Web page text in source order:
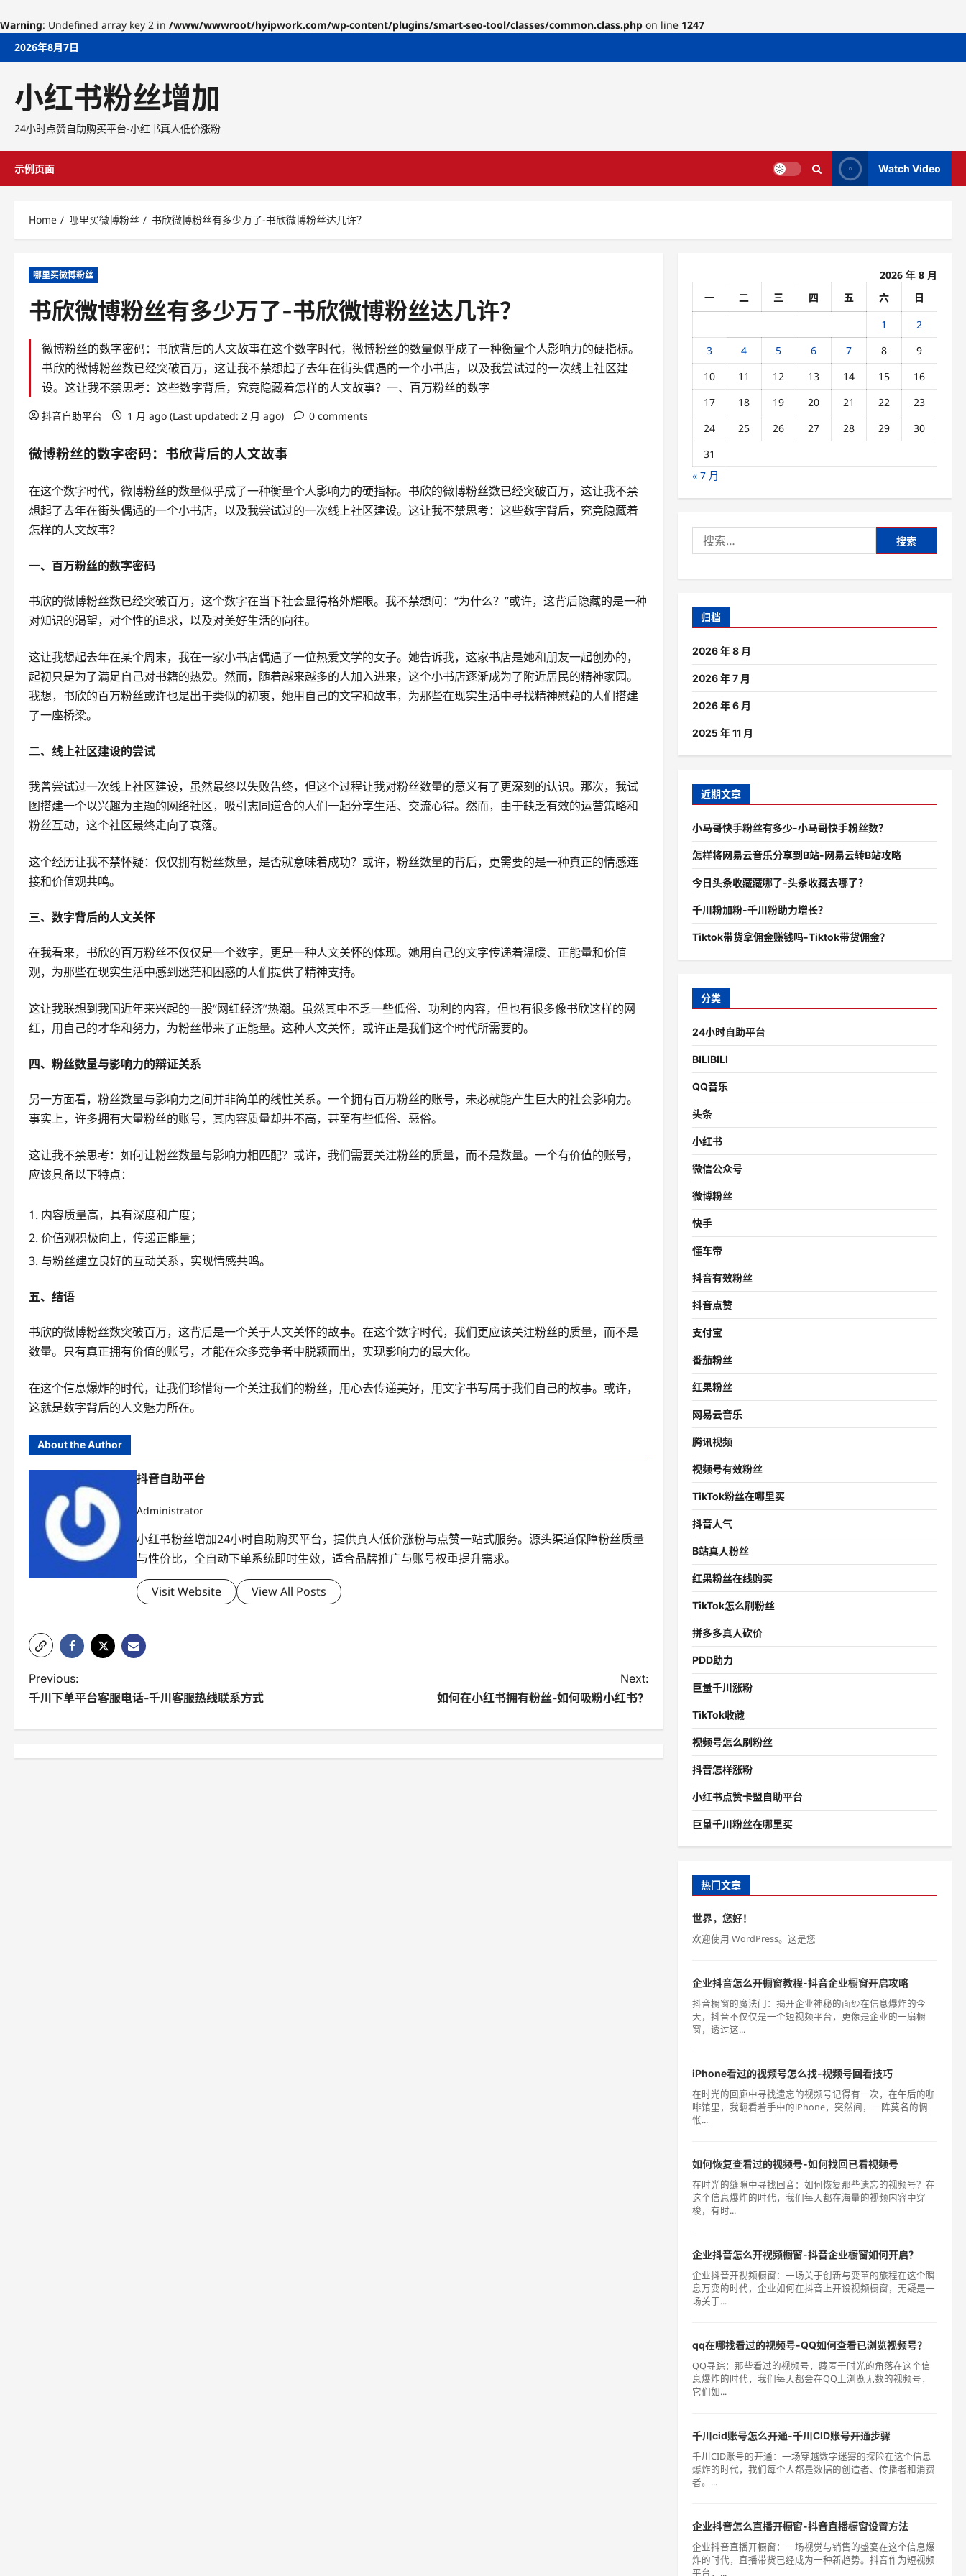
Warning: Undefined array key 2 in /www/wwwroot/hyipwork.com/wp-content/plugins/smart-seo-tool/classes/common.class.php on line 1247
Skip2026年8月7日
小红书粉丝增加
24小时点赞自助购买平台-小红书真人低价涨粉
示例页面 Watch Video
Home 哪里买微博粉丝 书欣微博粉丝有多少万了-书欣微博粉丝达几许？
哪里买微博粉丝
书欣微博粉丝有多少万了-书欣微博粉丝达几许？
微博粉丝的数字密码：书欣背后的人文故事在这个数字时代，微博粉丝的数量似乎成了一种衡量个人影响力的硬指标。
书欣的微博粉丝数已经突破百万，这让我不禁想起了去年在街头偶遇的一个小书店，以及我尝试过的一次线上社区建
设。这让我不禁思考：这些数字背后，究竟隐藏着怎样的人文故事？一、百万粉丝的数字
抖音自助平台 1 月 ago (Last updated: 2 月 ago) 0 comments
微博粉丝的数字密码：书欣背后的人文故事
在这个数字时代，微博粉丝的数量似乎成了一种衡量个人影响力的硬指标。书欣的微博粉丝数已经突破百万，这让我不禁
想起了去年在街头偶遇的一个小书店，以及我尝试过的一次线上社区建设。这让我不禁思考：这些数字背后，究竟隐藏着
怎样的人文故事？
一、百万粉丝的数字密码
书欣的微博粉丝数已经突破百万，这个数字在当下社会显得格外耀眼。我不禁想问：“为什么？”或许，这背后隐藏的是一种
对知识的渴望，对个性的追求，以及对美好生活的向往。
这让我想起去年在某个周末，我在一家小书店偶遇了一位热爱文学的女子。她告诉我，这家书店是她和朋友一起创办的，
起初只是为了满足自己对书籍的热爱。然而，随着越来越多的人加入进来，这个小书店逐渐成为了附近居民的精神家园。
我想，书欣的百万粉丝或许也是出于类似的初衷，她用自己的文字和故事，为那些在现实生活中寻找精神慰藉的人们搭建
了一座桥梁。
二、线上社区建设的尝试
我曾尝试过一次线上社区建设，虽然最终以失败告终，但这个过程让我对粉丝数量的意义有了更深刻的认识。那次，我试
图搭建一个以兴趣为主题的网络社区，吸引志同道合的人们一起分享生活、交流心得。然而，由于缺乏有效的运营策略和
粉丝互动，这个社区最终走向了衰落。
这个经历让我不禁怀疑：仅仅拥有粉丝数量，是否就意味着成功？或许，粉丝数量的背后，更需要的是一种真正的情感连
接和价值观共鸣。
三、数字背后的人文关怀
在我看来，书欣的百万粉丝不仅仅是一个数字，更是一种人文关怀的体现。她用自己的文字传递着温暖、正能量和价值
观，为那些在现实生活中感到迷茫和困惑的人们提供了精神支持。
这让我联想到我国近年来兴起的一股“网红经济”热潮。虽然其中不乏一些低俗、功利的内容，但也有很多像书欣这样的网
红，用自己的才华和努力，为粉丝带来了正能量。这种人文关怀，或许正是我们这个时代所需要的。
四、粉丝数量与影响力的辩证关系
另一方面看，粉丝数量与影响力之间并非简单的线性关系。一个拥有百万粉丝的账号，未必就能产生巨大的社会影响力。
事实上，许多拥有大量粉丝的账号，其内容质量却并不高，甚至有些低俗、恶俗。
这让我不禁思考：如何让粉丝数量与影响力相匹配？或许，我们需要关注粉丝的质量，而不是数量。一个有价值的账号，
应该具备以下特点：
内容质量高，具有深度和广度；
价值观积极向上，传递正能量；
与粉丝建立良好的互动关系，实现情感共鸣。
五、结语
书欣的微博粉丝数突破百万，这背后是一个关于人文关怀的故事。在这个数字时代，我们更应该关注粉丝的质量，而不是
数量。只有真正拥有价值的账号，才能在众多竞争者中脱颖而出，实现影响力的最大化。
在这个信息爆炸的时代，让我们珍惜每一个关注我们的粉丝，用心去传递美好，用文字书写属于我们自己的故事。或许，
这就是数字背后的人文魅力所在。
About the Author
抖音自助平台
Administrator
小红书粉丝增加24小时自助购买平台，提供真人低价涨粉与点赞一站式服务。源头渠道保障粉丝质量
与性价比，全自动下单系统即时生效，适合品牌推广与账号权重提升需求。
Visit Website View All Posts
P
o
s
t
Previous:
千川下单平台客服电话-千川客服热线联系方式
Next:
如何在小红书拥有粉丝-如何吸粉小红书？
2026 年 8 月
一
二 三 四 五 六
日
1
2
3
4 5 6 7 8
9
10
11 12 13 14 15
16
17
18 19 20 21 22
23
24
25 26 27 28 29
30
31
« 7 月
索：
归档
2026 年 8 月
2026 年 7 月
2026 年 6 月
2025 年 11 月
近期文章
小马哥快手粉丝有多少-小马哥快手粉丝数？
怎样将网易云音乐分享到B站-网易云转B站攻略
今日头条收藏藏哪了-头条收藏去哪了？
千川粉加粉-千川粉助力增长？
Tiktok带货拿佣金赚钱吗-Tiktok带货佣金？
分类
24小时自助平台
BILIBILI
QQ音乐
头条
小红书
微信公众号
微博粉丝
快手
懂车帝
抖音有效粉丝
抖音点赞
支付宝
番茄粉丝
红果粉丝
网易云音乐
腾讯视频
视频号有效粉丝
TikTok粉丝在哪里买
抖音人气
B站真人粉丝
红果粉丝在线购买
TikTok怎么刷粉丝
拼多多真人砍价
PDD助力
巨量千川涨粉
TikTok收藏
视频号怎么刷粉丝
抖音怎样涨粉
小红书点赞卡盟自助平台
巨量千川粉丝在哪里买
热门文章
世界，您好！
欢迎使用 WordPress。这是您
企业抖音怎么开橱窗教程-抖音企业橱窗开启攻略
抖音橱窗的魔法门：揭开企业神秘的面纱在信息爆炸的今
天，抖音不仅仅是一个短视频平台，更像是企业的一扇橱
窗，透过这...
iPhone看过的视频号怎么找-视频号回看技巧
在时光的回廊中寻找遗忘的视频号记得有一次，在午后的咖
啡馆里，我翻看着手中的iPhone，突然间，一阵莫名的惆
怅...
如何恢复查看过的视频号-如何找回已看视频号
在时光的缝隙中寻找回音：如何恢复那些遗忘的视频号？在
这个信息爆炸的时代，我们每天都在海量的视频内容中穿
梭，有时...
企业抖音怎么开视频橱窗-抖音企业橱窗如何开启？
企业抖音开视频橱窗：一场关于创新与变革的旅程在这个瞬
息万变的时代，企业如何在抖音上开设视频橱窗，无疑是一
场关于...
qq在哪找看过的视频号-QQ如何查看已浏览视频号？
QQ寻踪：那些看过的视频号，藏匿于时光的角落在这个信
息爆炸的时代，我们每天都会在QQ上浏览无数的视频号，
它们如...
千川cid账号怎么开通-千川CID账号开通步骤
千川CID账号的开通：一场穿越数字迷雾的探险在这个信息
爆炸的时代，我们每个人都是数据的创造者、传播者和消费
者。...
企业抖音怎么直播开橱窗-抖音直播橱窗设置方法
企业抖音直播开橱窗：一场视觉与销售的盛宴在这个信息爆
炸的时代，直播带货已经成为一种新趋势。抖音作为短视频
平台，...